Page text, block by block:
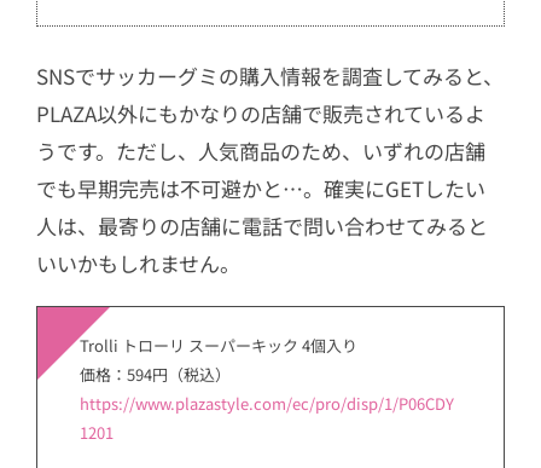
SNSでサッカーグミの購入情報を調査してみると、
PLAZA以外にもかなりの店舗で販売されているよ
うです。ただし、人気商品のため、いずれの店舗
でも早期完売は不可避かと…。確実にGETしたい
人は、最寄りの店舗に電話で問い合わせてみると
いいかもしれません。
Trolli トローリ スーパーキック 4個入り
価格：594円（税込）
https://www.plazastyle.com/ec/pro/disp/1/P06CDY
1201